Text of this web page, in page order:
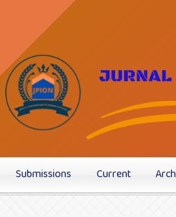
Submissions Current